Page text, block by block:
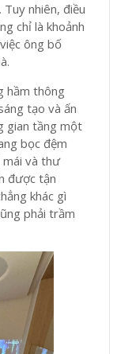
nhiên, điều
chỉ là khoảnh
ông bố
hầm thông
tạo và ấn
gian tầng một
bọc đệm
mái và thư
được tận
khác gì
phải trầm